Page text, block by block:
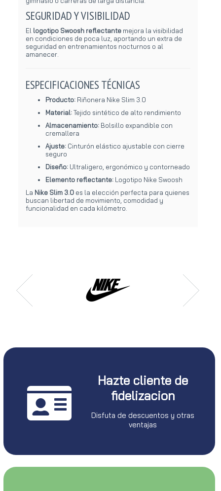
SEGURIDAD Y VISIBILIDAD
El logotipo Swoosh reflectante mejora la visibilidad
en condiciones de poca luz, aportando un extra de
seguridad en entrenamientos nocturnos o al
amanecer.
ESPECIFICACIONES TÉCNICAS
Producto: Riñonera Nike Slim 3.0
Material:Tejido sintético de alto rendimiento
Almacenamiento: Bolsillo expandible con
cremallera
Ajuste: Cinturón elástico ajustable con cierre
seguro
Diseño: Ultraligero, ergonómico y contorneado
Elemento reflectante: Logotipo Nike Swoosh
La Nike Slim 3.0 es la elección perfecta para quienes
buscan libertad de movimiento, comodidad y
funcionalidad en cada kilómetro.
Hazte cliente de
fidelizacion
Disfuta de descuentos y otras
ventajas